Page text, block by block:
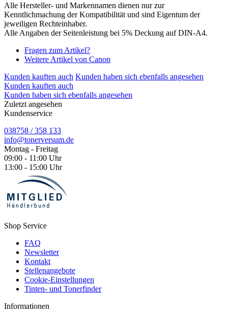
Alle Hersteller- und Markennamen dienen nur zur
Kenntlichmachung der Kompatibilität und sind Eigentum der
jeweiligen Rechteinhaber.
Alle Angaben der Seitenleistung bei 5% Deckung auf DIN-A4.
Fragen zum Artikel?
Weitere Artikel von Canon
Kunden kauften auch Kunden haben sich ebenfalls angesehen
Kunden kauften auch
Kunden haben sich ebenfalls angesehen
Zuletzt angesehen
Kundenservice
038758 / 358 133
info@tonerversum.de
Montag - Freitag
09:00 - 11:00 Uhr
13:00 - 15:00 Uhr
Shop Service
FAQ
Newsletter
Kontakt
Stellenangebote
Cookie-Einstellungen
Tinten- und Tonerfinder
Informationen